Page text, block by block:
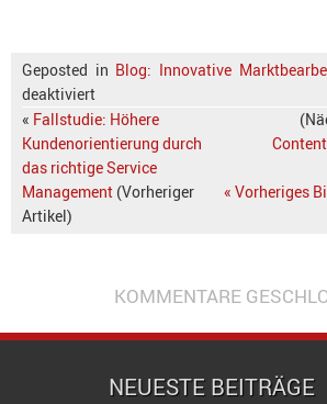
Geposted in Blog: Innovative
deaktiviert
« Fallstudie: Höhere
Kundenorientierung durch
das richtige Service
Management (Vorheriger
Artikel)
« Vorheriges
KOMMENTARE
NEUESTE BEITRÄGE